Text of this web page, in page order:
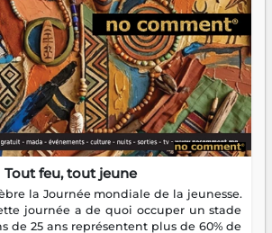
Tout feu, tout jeune
la Journée mondiale de la jeunesse.
journée a de quoi occuper un stade
de 25 ans représentent plus de 60% de